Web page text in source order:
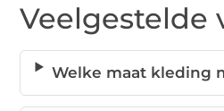
Veelgestelde
Welke maat kleding